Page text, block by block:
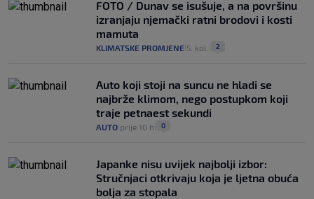
FOTO / Dunav se isušuje, a na površinu
izranjaju njemački ratni brodovi i kosti
mamuta
KLIMATSKE PROMJENE 5. kol. 2
Auto koji stoji na suncu ne hladi se
najbrže klimom, nego postupkom koji
traje petnaest sekundi
AUTO prije 10 h 0
Japanke nisu uvijek najbolji izbor:
Stručnjaci otkrivaju koja je ljetna obuća
bolja za stopala